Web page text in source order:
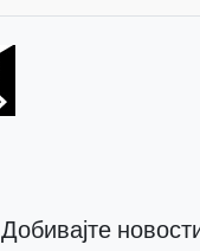
Добивајте